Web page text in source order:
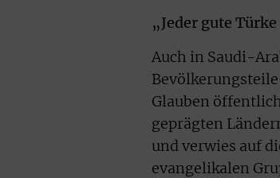
„Jeder gute
Auch in Saudi-
Glauben
geprägten
und verwies auf
evangelikalen